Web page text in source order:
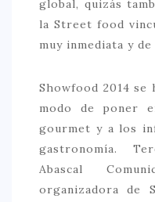
global, quizás
la Street food
muy inmediata y
Showfood 2014 se
modo de poner
gourmet y a los
gastronomía.
Abascal
organizadora de